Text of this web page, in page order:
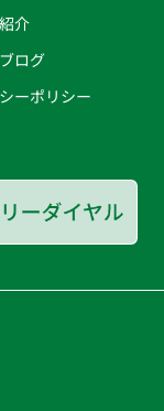
介
ログ
ーポリシー